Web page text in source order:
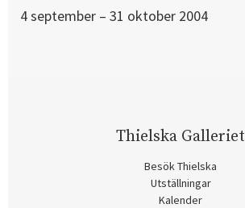
4 september – 31 oktober 2004
Thielska Galleriet
Besök Thielska
Utställningar
Kalender